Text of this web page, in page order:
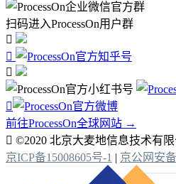
扫码进入ProcessOn用户群




前往ProcessOn全球网站 →
 ©2020 北京大麦地信息技术有限
京ICP备15008605号-1 | 京公网安